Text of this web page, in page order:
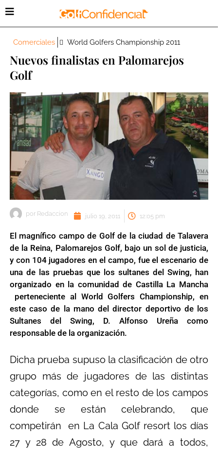
Comerciales World Golfers Championship 2011
Nuevos finalistas en Palomarejos
Golf
por Redaccion julio 19, 2011 12:05 pm
El magnífico campo de Golf de la ciudad de Talavera
de la Reina, Palomarejos Golf, bajo un sol de justicia,
y con 104 jugadores en el campo, fue el escenario de
una de las pruebas que los sultanes del Swing, han
organizado en la comunidad de Castilla La Mancha
perteneciente al World Golfers Championship, en
este caso de la mano del director deportivo de los
Sultanes del Swing, D. Alfonso Ureña como
responsable de la organización.
Dicha prueba supuso la clasificación de otro
grupo más de jugadores de las distintas
categorías, como en el resto de los campos
donde se están celebrando, que
competirán en La Cala Golf resort los días
27 y 28 de Agosto, y que dará a todos,